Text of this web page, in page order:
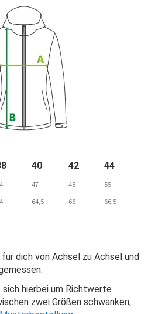
40 42 44
47 48
55
64,5 66 66,5
dich von Achsel zu Achsel und
hierbei um Richtwerte
zwei Größen schwanken,